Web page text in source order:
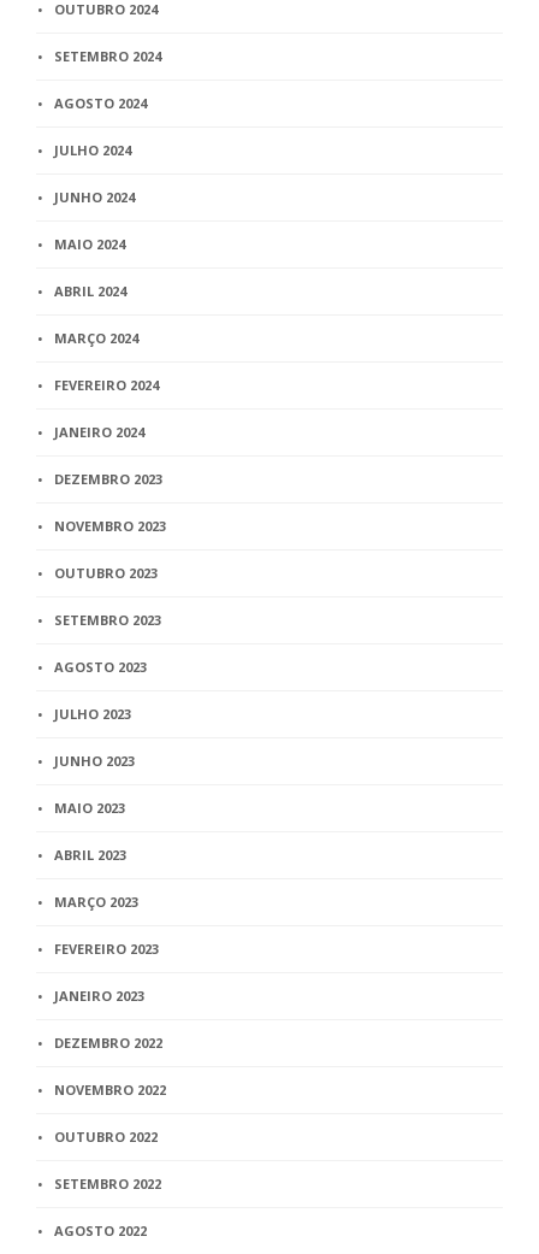
OUTUBRO 2024
SETEMBRO 2024
AGOSTO 2024
JULHO 2024
JUNHO 2024
MAIO 2024
ABRIL 2024
MARÇO 2024
FEVEREIRO 2024
JANEIRO 2024
DEZEMBRO 2023
NOVEMBRO 2023
OUTUBRO 2023
SETEMBRO 2023
AGOSTO 2023
JULHO 2023
JUNHO 2023
MAIO 2023
ABRIL 2023
MARÇO 2023
FEVEREIRO 2023
JANEIRO 2023
DEZEMBRO 2022
NOVEMBRO 2022
OUTUBRO 2022
SETEMBRO 2022
AGOSTO 2022